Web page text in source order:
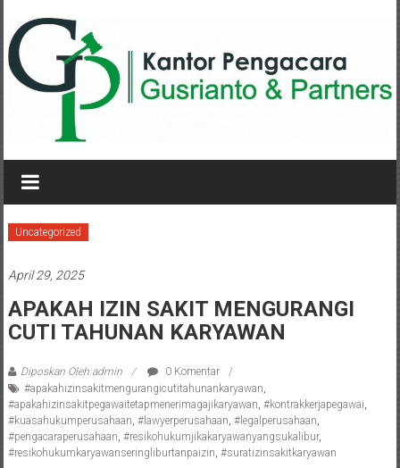
konten
KANTOR
PENGACARA
GUSRIANTO
&
PARTNERS
Kantor
Perceraian
/
Pengacara
Perceraian/
Advokat
Uncategorized
April 29, 2025
APAKAH IZIN SAKIT MENGURANGI
CUTI TAHUNAN KARYAWAN
Diposkan Oleh:admin
0 Komentar
#apakahizinsakitmengurangicutitahunankaryawan,
#apakahizinsakitpegawaitetapmenerimagajikaryawan, #kontrakkerjapegawai,
#kuasahukumperusahaan, #lawyerperusahaan, #legalperusahaan,
#pengacaraperusahaan, #resikohukumjikakaryawanyangsukalibur,
#resikohukumkaryawanseringliburtanpaizin, #suratizinsakitkaryawan